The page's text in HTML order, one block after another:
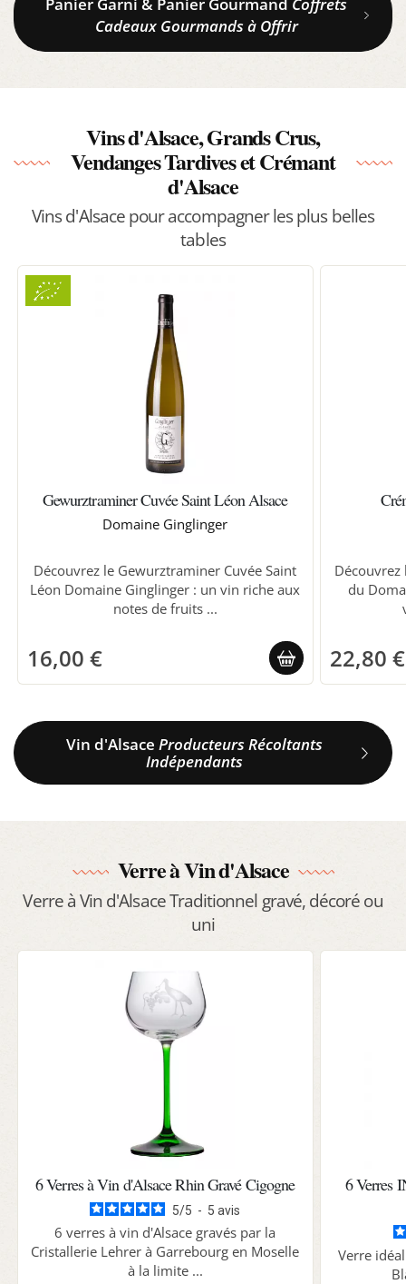
Cadeaux Gourmands à Offrir
Vins d'Alsace, Grands Crus,
Vendanges Tardives et Crémant
d'Alsace
Vins d'Alsace pour accompagner les plus belles
tables
Gewurztraminer Cuvée Saint Léon Alsace
Domaine Ginglinger
Découvrez le Gewurztraminer Cuvée Saint
Léon Domaine Ginglinger : un vin riche aux
notes de fruits ...
16,00 €
Découvrez
du
22,80 €
Vin d'AlsaceProducteurs Récoltants
Indépendants
Verre à Vin d'Alsace
Verre à Vin d'Alsace Traditionnel gravé, décoré ou
uni
6 Verres à Vin d'Alsace Rhin Gravé Cigogne
5/5 - 5avis
6 verres à vin d'Alsace gravés par la
Cristallerie Lehrer à Garrebourg en Moselle
à la limite ...
6 Verres
Verre